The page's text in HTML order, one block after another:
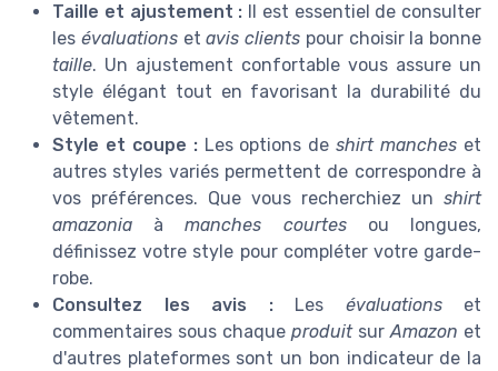
Taille et ajustement : Il est essentiel de consulter
les évaluationsetavis clients pour choisir la bonne
taille. Un ajustement confortable vous assure un
style élégant tout en favorisant la durabilité du
vêtement.
Style et coupe :Les options deshirt manches et
autres styles variés permettent de correspondre à
vos préférences. Que vous recherchiez un shirt
amazonia àmanches courtesou longues,
définissez votre style pour compléter votre garde-
robe.
Consultez les avis :Les évaluationset
commentaires sous chaque produitsurAmazon et
d'autres plateformes sont un bon indicateur de la